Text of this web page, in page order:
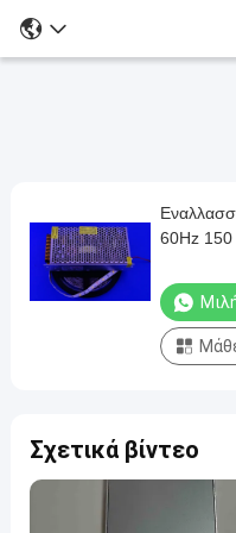
Εναλλασσόμενο
ρεύμα
110V/220V
οδηγημένος
Watt
οδηγός,
60Hz 150
12v
Σχετικά βίντεο